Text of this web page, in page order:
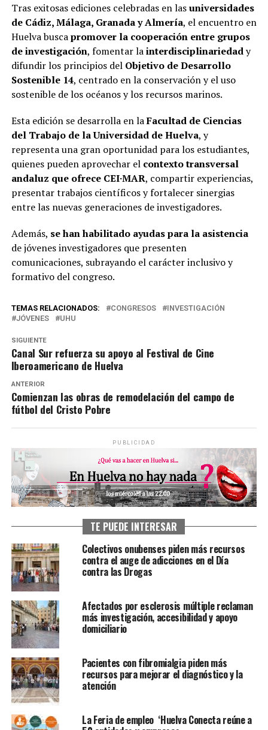
Tras exitosas ediciones celebradas en lasuniversidades
de Cádiz, Málaga, Granada y Almería, el encuentro en
Huelva buscapromover la cooperación entre grupos
de investigación, fomentar lainterdisciplinariedady
difundir los principios del Objetivo de Desarrollo
Sostenible 14, centrado en la conservación y el uso
sostenible de los océanos y los recursos marinos.
Esta edición se desarrolla en laFacultad de Ciencias
del Trabajo de la Universidad de Huelva, y
representa una gran oportunidad para los estudiantes,
quienes pueden aprovechar el contexto transversal
andaluz que ofrece CEI·MAR, compartir experiencias,
presentar trabajos científicos y fortalecer sinergias
entre las nuevas generaciones de investigadores.
Además, se han habilitado ayudas para la asistencia
de jóvenes investigadores que presenten
comunicaciones, subrayando el carácter inclusivo y
formativo del congreso.
TEMAS RELACIONADOS: CONGRESOS
INVESTIGACIÓN
JÓVENES
UHU
SIGUIENTE
Canal Sur refuerza su apoyo al Festival de Cine
Iberoamericano de Huelva
ANTERIOR
Comienzan las obras de remodelación del campo de
fútbol del Cristo Pobre
PUBLICIDAD
TE PUEDE INTERESAR
Colectivos onubenses piden más recursos
contra el auge de adicciones en el Día
contra las Drogas
Afectados por esclerosis múltiple reclaman
más investigación, accesibilidad y apoyo
domiciliario
Pacientes con fibromialgia piden más
recursos para mejorar el diagnóstico y la
atención
La Feria de empleo ‘Huelva Conecta reúne a